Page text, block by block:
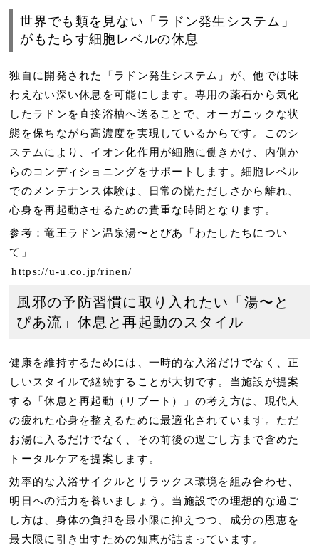
世界でも類を見ない「ラドン発生システム」
がもたらす細胞レベルの休息
独自に開発された「ラドン発生システム」が、他では味
わえない深い休息を可能にします。専用の薬石から気化
したラドンを直接浴槽へ送ることで、オーガニックな状
態を保ちながら高濃度を実現しているからです。このシ
ステムにより、イオン化作用が細胞に働きかけ、内側か
らのコンディショニングをサポートします。細胞レベル
でのメンテナンス体験は、日常の慌ただしさから離れ、
心身を再起動させるための貴重な時間となります。
参考：竜王ラドン温泉湯〜とぴあ「わたしたちについ
て」
https://u-u.co.jp/rinen/
風邪の予防習慣に取り入れたい「湯〜と
ぴあ流」休息と再起動のスタイル
健康を維持するためには、一時的な入浴だけでなく、正
しいスタイルで継続することが大切です。当施設が提案
する「休息と再起動（リブート）」の考え方は、現代人
の疲れた心身を整えるために最適化されています。ただ
お湯に入るだけでなく、その前後の過ごし方まで含めた
トータルケアを提案します。
効率的な入浴サイクルとリラックス環境を組み合わせ、
明日への活力を養いましょう。当施設での理想的な過ご
し方は、身体の負担を最小限に抑えつつ、成分の恩恵を
最大限に引き出すための知恵が詰まっています。